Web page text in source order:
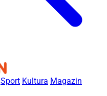
Sport Kultura Magazin